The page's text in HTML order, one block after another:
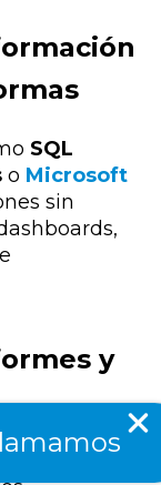
SQL
o Microsoft
sin
y
de KPIs